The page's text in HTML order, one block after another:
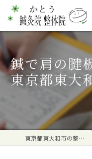
鍼で肩の腱
東京都東大
東京都東大和市の整体ならかとう鍼灸院 整体院